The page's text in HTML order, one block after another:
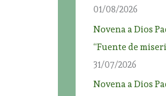
01/08/2026
Novena a Dios
“Fuente de
31/07/2026
Novena a Dios